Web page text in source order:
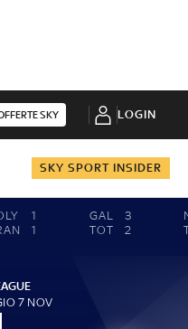
SKY LOGIN
SKY SPORT INSIDER
1
1
GAL
3
TOT
2
7 NOV